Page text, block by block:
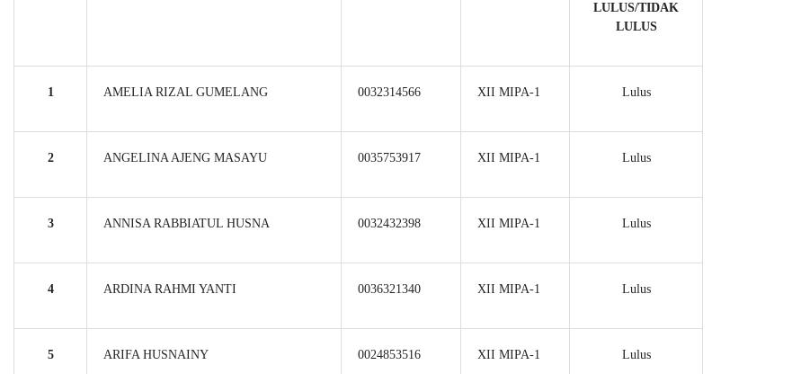
LULUS/TIDAK
LULUS
1 AMELIA RIZAL GUMELANG 0032314566 XII MIPA-1 Lulus
2 ANGELINA AJENG MASAYU 0035753917 XII MIPA-1 Lulus
3 ANNISA RABBIATUL HUSNA 0032432398 XII MIPA-1 Lulus
4 ARDINA RAHMI YANTI 0036321340 XII MIPA-1 Lulus
5 ARIFA HUSNAINY 0024853516 XII MIPA-1 Lulus